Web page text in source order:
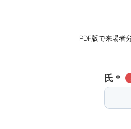
PDF版で来場者